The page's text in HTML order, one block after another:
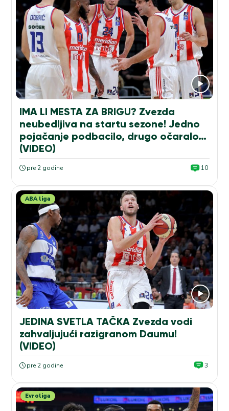
IMA LI MESTA ZA BRIGU? Zvezda
neubedljiva na startu sezone! Jedno
pojačanje podbacilo, drugo očaralo…
(VIDEO)
pre 2 godine 10
ABA liga
JEDINA SVETLA TAČKA Zvezda vodi
zahvaljujući razigranom Daumu!
(VIDEO)
pre 2 godine 3
Evroliga